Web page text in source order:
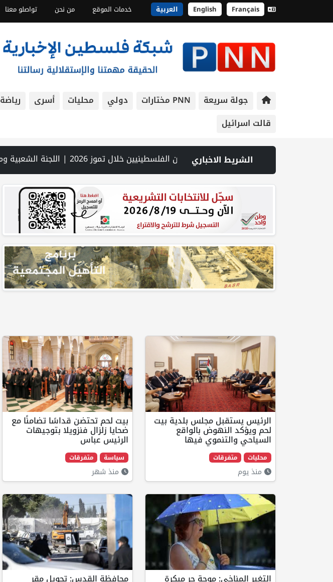
English Français العربية خدمات الموقع من نحن تواصلو معنا
جولة سريعة PNN مختارات دولي محليات أسرى رياضة
قالت اسرائيل
الشريط الاخباري
الرئيس يستقبل مجلس بلدية بيت
لحم ويؤكد النهوض بالواقع
السياحي والتنموي فيها
محليات متفرقات
منذ يوم
بيت لحم تحتضن قداسًا تضامنًا مع
ضحايا زلزال فنزويلا بتوجيهات
الرئيس عباس
سياسة متفرقات
منذ شهر
التغير المناخي: موجة حر مبكرة محافظة القدس: تحويل مقر